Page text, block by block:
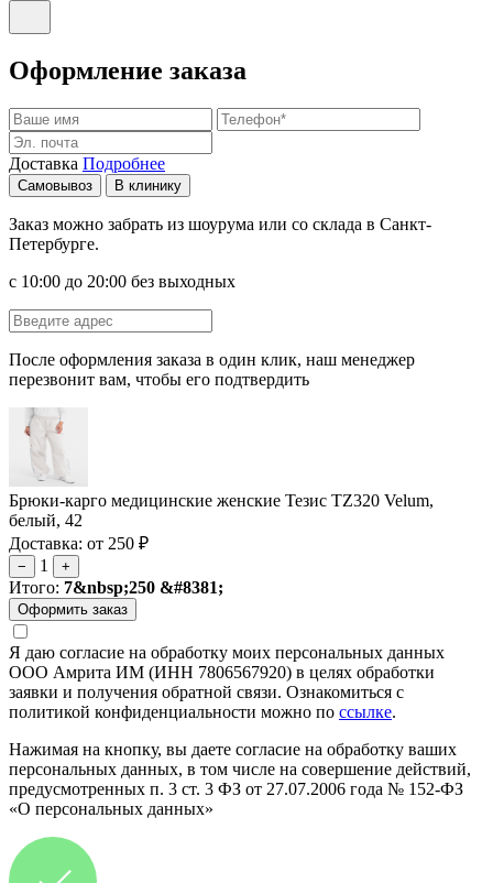
Оформление заказа
Доставка Подробнее
Самовывоз В клинику
Заказ можно забрать из шоурума или со склада в Санкт-
Петербурге.
с 10:00 до 20:00 без выходных
После оформления заказа в один клик, наш менеджер
перезвонит вам, чтобы его подтвердить
Брюки-карго медицинские женские Тезис TZ320 Velum,
белый, 42
Доставка: от 250 ₽
− 1 +
Итого: 7&nbsp;250 &#8381;
Я даю согласие на обработку моих персональных данных
ООО Амрита ИМ (ИНН 7806567920) в целях обработки
заявки и получения обратной связи. Ознакомиться с
политикой конфиденциальности можно по ссылке.
Нажимая на кнопку, вы даете согласие на обработку ваших
персональных данных, в том числе на совершение действий,
предусмотренных п. 3 ст. 3 ФЗ от 27.07.2006 года № 152-ФЗ
«О персональных данных»